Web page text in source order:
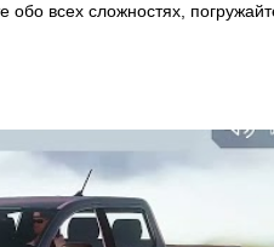
всех сложностях,